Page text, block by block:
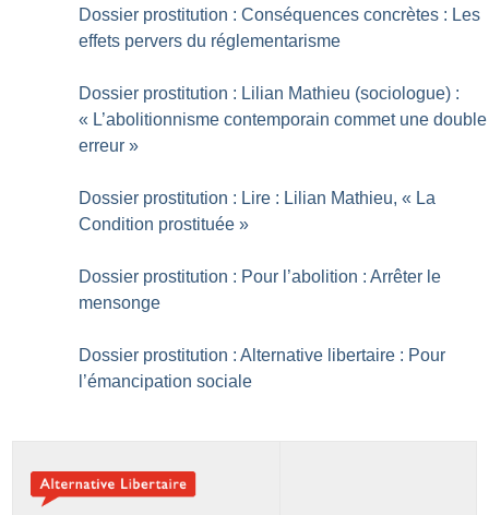
Dossier prostitution : Conséquences concrètes : Les
effets pervers du réglementarisme
Dossier prostitution : Lilian Mathieu (sociologue) :
« L’abolitionnisme contemporain commet une double
erreur »
Dossier prostitution : Lire : Lilian Mathieu, « La
Condition prostituée »
Dossier prostitution : Pour l’abolition : Arrêter le
mensonge
Dossier prostitution : Alternative libertaire : Pour
l’émancipation sociale